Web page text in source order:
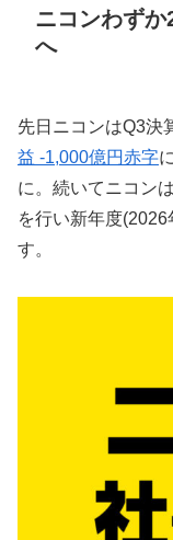
ニコンわず
へ
先日ニコンはQ3決
益 -1,000億円赤字
に。続いてニコン
を行い新年度
す。